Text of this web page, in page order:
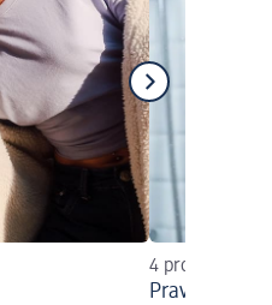
4 proizvoda
Pravilna